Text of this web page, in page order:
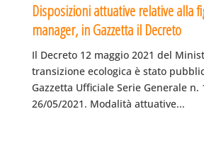
Disposizioni attuative relative alla
manager, in Gazzetta il Decreto
Il Decreto 12 maggio 2021 del
transizione ecologica è stato
Gazzetta Ufficiale Serie Generale n.
26/05/2021. Modalità attuative...